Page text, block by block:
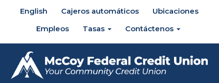
English Cajeros automáticos
Ubicaciones
Empleos
Tasas Contáctenos